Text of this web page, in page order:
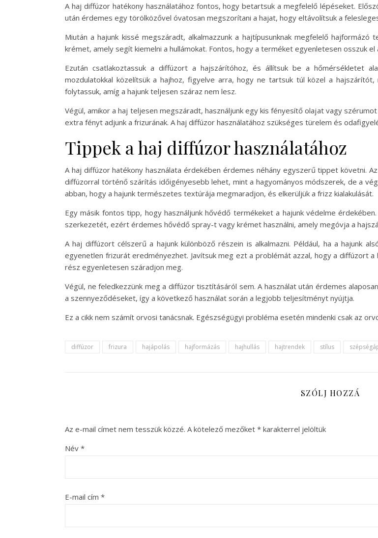
A haj diffúzor hatékony használatához fontos, hogy betartsuk a megfelelő lépéseket.
után érdemes egy törölközővel óvatosan megszorítani a hajat, hogy eltávolítsuk a
Miután a hajunk kissé megszáradt, alkalmazzunk a hajtípusunknak megfelelő
krémet, amely segít kiemelni a hullámokat. Fontos, hogy a terméket egyenletesen osszuk
Ezután csatlakoztassuk a diffúzort a hajszárítóhoz, és állítsuk be a hőmérsékletet
mozdulatokkal közelítsük a hajhoz, figyelve arra, hogy ne tartsuk túl közel a
folytassuk, amíg a hajunk teljesen száraz nem lesz.
Végül, amikor a haj teljesen megszáradt, használjunk egy kis fényesítő olajat vagy
extra fényt adjunk a frizurának. A haj diffúzor használatához szükséges türelem és
Tippek a haj diffúzor használatához
A haj diffúzor hatékony használata érdekében érdemes néhány egyszerű tippet követni.
diffúzorral történő szárítás időigényesebb lehet, mint a hagyományos módszerek, de a
abban, hogy a hajunk természetes textúrája megmaradjon, és elkerüljük a frizz kialakulását.
Egy másik fontos tipp, hogy használjunk hővédő termékeket a hajunk védelme
szerkezetét, ezért érdemes hővédő spray-t vagy krémet használni, amely megóvja a
A haj diffúzort célszerű a hajunk különböző részein is alkalmazni. Például, ha a hajunk
egyenetlen frizurát eredményezhet. Javítsuk meg ezt a problémát azzal, hogy a diffúzort
rész egyenletesen száradjon meg.
Végül, ne feledkezzünk meg a diffúzor tisztításáról sem. A használat után érdemes
a szennyeződéseket, így a következő használat során a legjobb teljesítményt nyújtja.
Ez a cikk nem számít orvosi tanácsnak. Egészségügyi probléma esetén mindenki csak az
diffúzor frizura hajápolás hajformázás hajhullás hajtrendek stílus
SZÓLJ HOZZÁ
Az e-mail címet nem tesszük közzé. A kötelező mezőket * karakterrel jelöltük
Név *
E-mail cím *